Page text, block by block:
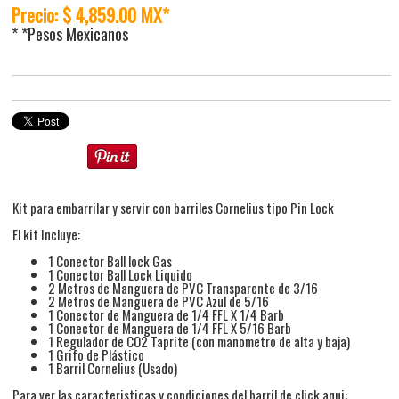
Precio: $ 4,859.00 MX*
* *Pesos Mexicanos
Kit para embarrilar y servir con barriles Cornelius tipo Pin Lock
El kit Incluye:
1 Conector Ball lock Gas
1 Conector Ball Lock Liquido
2 Metros de Manguera de PVC Transparente de 3/16
2 Metros de Manguera de PVC Azul de 5/16
1 Conector de Manguera de 1/4 FFL X 1/4 Barb
1 Conector de Manguera de 1/4 FFL X 5/16 Barb
1 Regulador de CO2 Taprite (con manometro de alta y baja)
1 Grifo de Plástico
1 Barril Cornelius (Usado)
Para ver las caracteristicas y condiciones del barril de click aqui: